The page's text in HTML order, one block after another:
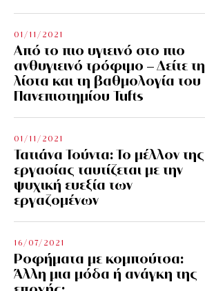
01/11/2021
Από το πιο υγιεινό στο πιο
ανθυγιεινό τρόφιμο – Δείτε τη
λίστα και τη βαθμολογία του
Πανεπιστημίου Tufts
01/11/2021
Τατιάνα Τούντα: Το μέλλον της
εργασίας ταυτίζεται με την
ψυχική ευεξία των
εργαζομένων
16/07/2021
Ροφήματα με κομπούτσα:
Άλλη μια μόδα ή ανάγκη της